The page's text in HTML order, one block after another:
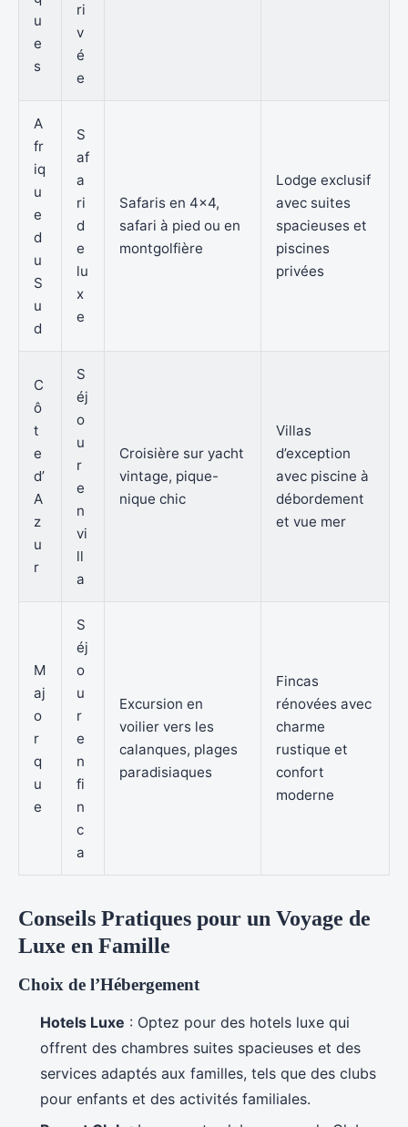
u
e
s
ri
v
é
e
A
fr
iq
u
e
d
u
S
u
d
S
af
a
ri
d
e
lu
x
e
Safaris en 4×4,
safari à pied ou en
montgolfière
Lodge exclusif
avec suites
spacieuses et
piscines
privées
C
ô
t
e
d’
A
z
u
r
S
éj
o
u
r
e
n
vi
ll
a
Croisière sur yacht
vintage, pique-
nique chic
Villas
d’exception
avec piscine à
débordement
et vue mer
M
aj
o
r
q
u
e
S
éj
o
u
r
e
n
fi
n
c
a
Excursion en
voilier vers les
calanques, plages
paradisiaques
Fincas
rénovées avec
charme
rustique et
confort
moderne
Conseils Pratiques pour un Voyage de
Luxe en Famille
Choix de l’Hébergement
Hotels Luxe : Optez pour des hotels luxe qui
offrent des chambres suites spacieuses et des
services adaptés aux familles, tels que des clubs
pour enfants et des activités familiales.